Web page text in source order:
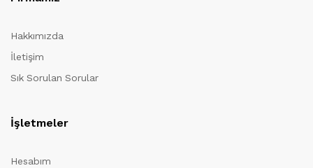
Hakkımızda
İletişim
Sık Sorulan Sorular
İşletmeler
Hesabım